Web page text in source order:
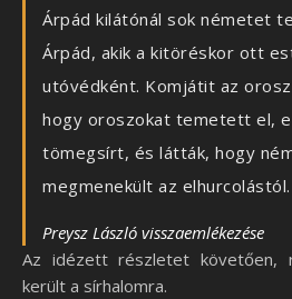
Árpád kilátónál sok németet
Árpád, akik a kitöréskor ott
utóvédként. Komjátit az
hogy oroszokat temetett el,
tömegsírt, és látták, hogy
megmenekült az elhurcolástól.
Preysz László visszaemlékezése
Az idézett részletet követően,
került a sírhalomra.